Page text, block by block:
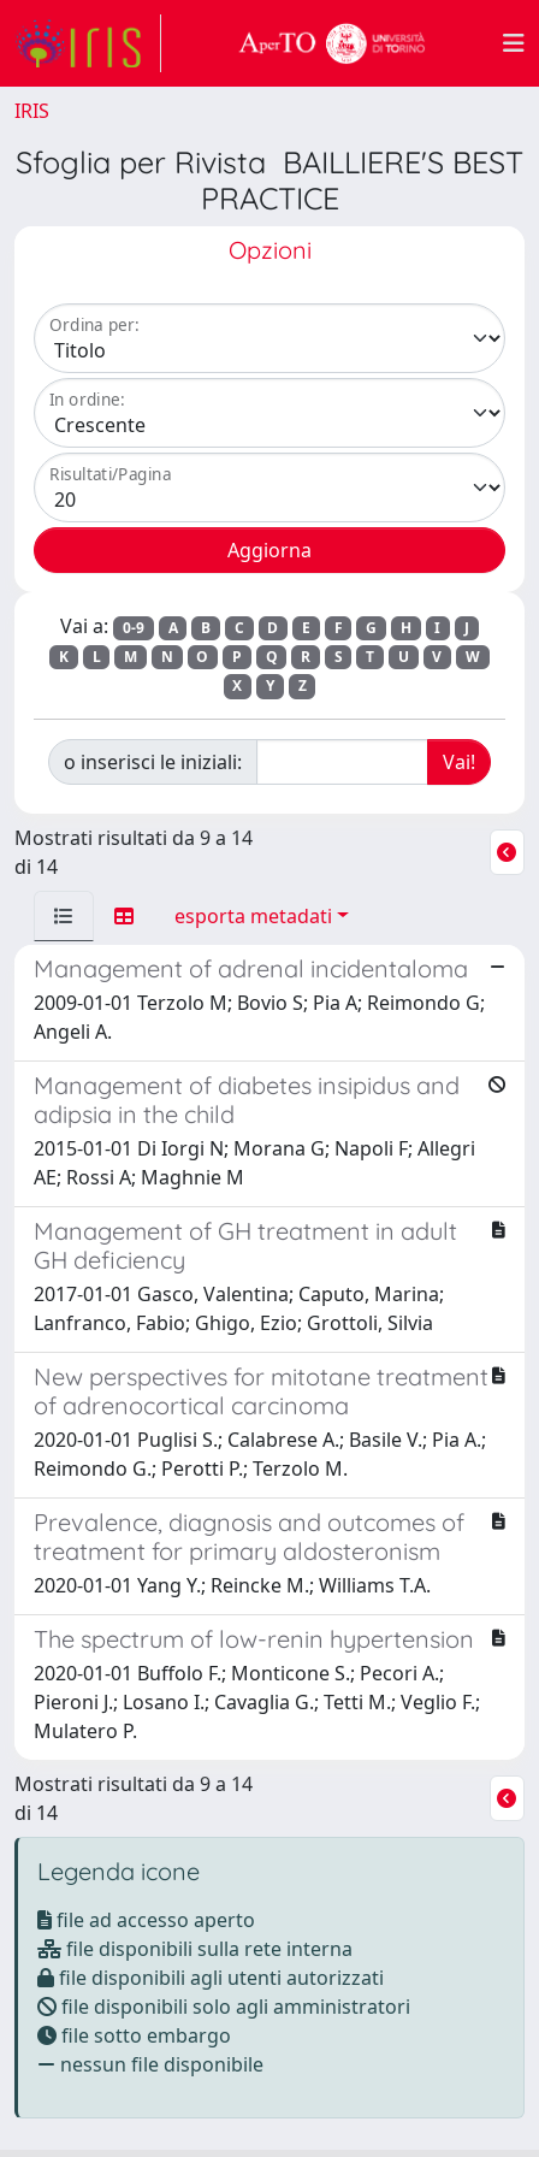
IRIS
Sfoglia per Rivista BAILLIERE'S BEST
PRACTICE
Opzioni
Ordina per:
In ordine:
Risultati/Pagina
Vai a: 0-9 A B C D E F G H I
J
K
L M N O P Q R S T U V
W
X
Y Z
o inserisci le iniziali:
Mostrati risultati da 9 a 14
di 14
esporta metadati
Management of adrenal incidentaloma
2009-01-01 Terzolo M; Bovio S; Pia A; Reimondo G;
Angeli A.
Management of diabetes insipidus and
adipsia in the child
2015-01-01 Di Iorgi N; Morana G; Napoli F; Allegri
AE; Rossi A; Maghnie M
Management of GH treatment in adult
GH deficiency
2017-01-01 Gasco, Valentina; Caputo, Marina;
Lanfranco, Fabio; Ghigo, Ezio; Grottoli, Silvia
New perspectives for mitotane treatment
of adrenocortical carcinoma
2020-01-01 Puglisi S.; Calabrese A.; Basile V.; Pia A.;
Reimondo G.; Perotti P.; Terzolo M.
Prevalence, diagnosis and outcomes of
treatment for primary aldosteronism
2020-01-01 Yang Y.; Reincke M.; Williams T.A.
The spectrum of low-renin hypertension
2020-01-01 Buffolo F.; Monticone S.; Pecori A.;
Pieroni J.; Losano I.; Cavaglia G.; Tetti M.; Veglio F.;
Mulatero P.
Mostrati risultati da 9 a 14
di 14
Legenda icone
file ad accesso aperto
file disponibili sulla rete interna
file disponibili agli utenti autorizzati
file disponibili solo agli amministratori
file sotto embargo
nessun file disponibile